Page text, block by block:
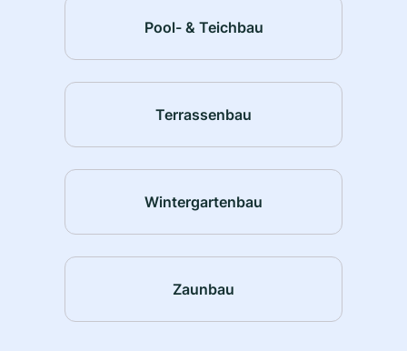
Pool- & Teichbau
Terrassenbau
Wintergartenbau
Zaunbau